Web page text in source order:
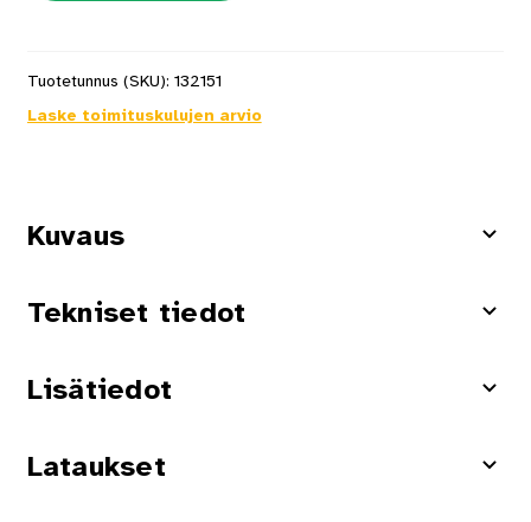
Tuotetunnus (SKU): 132151
Laske toimituskulujen arvio
Kuvaus
Tekniset tiedot
Lisätiedot
Lataukset